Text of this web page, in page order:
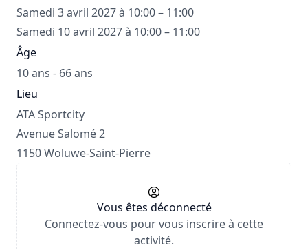
Samedi 3 avril 2027 à 10:00 – 11:00
Samedi 10 avril 2027 à 10:00 – 11:00
Âge
10 ans - 66 ans
Lieu
ATA Sportcity
Avenue Salomé 2
1150 Woluwe-Saint-Pierre
Vous êtes déconnecté
Connectez-vous pour vous inscrire à cette
activité.